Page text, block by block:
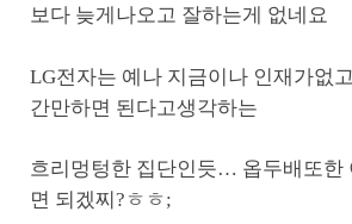
보다 늦게나오고 잘하는게 없네요
LG전자는 예나 지금이나 인재가없
간만하면 된다고생각하는
흐리멍텅한 집단인듯… 옵두배또한
면 되겠찌?ㅎㅎ;